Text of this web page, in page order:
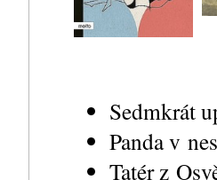
Sedmkrát
Panda v
Tatér z